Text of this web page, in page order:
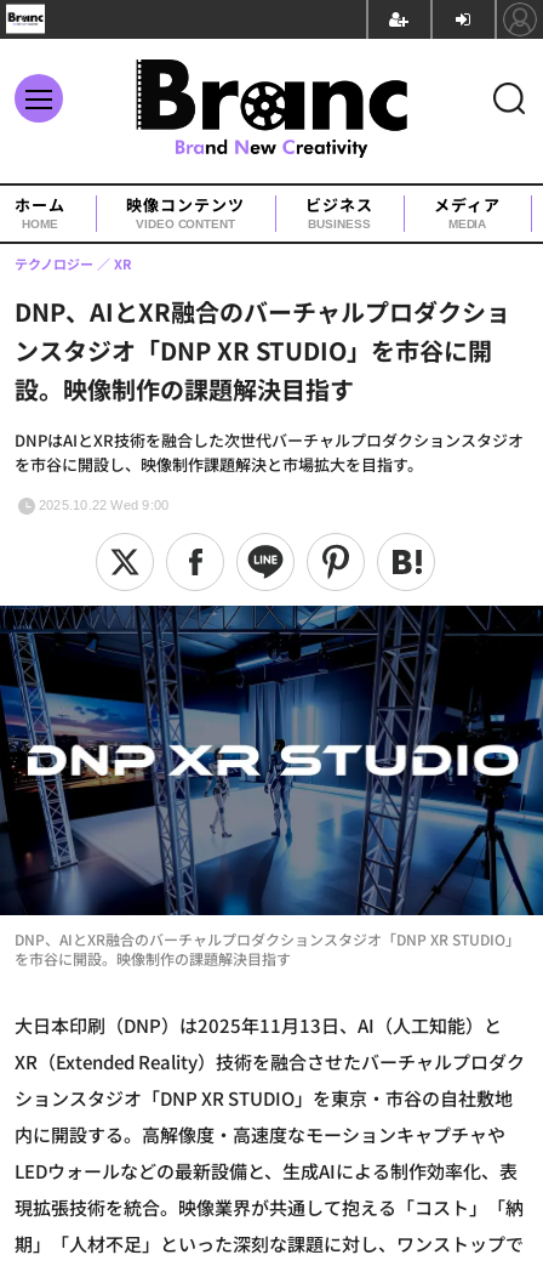
ホーム
HOME
映像コンテンツ
VIDEO CONTENT
ビジネス
BUSINESS
メディア
MEDIA
DNP、AIとXR融合のバーチャルプロダクショ
ンスタジオ「DNP XR STUDIO」を市谷に開
設。映像制作の課題解決目指す
DNPはAIとXR技術を融合した次世代バーチャルプロダクションスタジオ
を市谷に開設し、映像制作課題解決と市場拡大を目指す。
テクノロジー XR
2025.10.22 Wed 9:00
DNP、AIとXR融合のバーチャルプロダクションスタジオ「DNP XR STUDIO」
を市谷に開設。映像制作の課題解決目指す
大日本印刷（DNP）は2025年11月13日、AI（人工知能）と
XR（Extended Reality）技術を融合させたバーチャルプロダク
ションスタジオ「DNP XR STUDIO」を東京・市谷の自社敷地
内に開設する。高解像度・高速度なモーションキャプチャや
LEDウォールなどの最新設備と、生成AIによる制作効率化、表
現拡張技術を統合。映像業界が共通して抱える「コスト」「納
期」「人材不足」といった深刻な課題に対し、ワンストップで